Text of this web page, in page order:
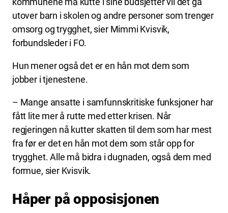
utover barn i skolen og andre personer som trenger
omsorg og trygghet, sier Mimmi Kvisvik,
forbundsleder i FO.
Hun mener også det er en hån mot dem som
jobber i tjenestene.
– Mange ansatte i samfunnskritiske funksjoner har
fått lite mer å rutte med etter krisen. Når
regjeringen nå kutter skatten til dem som har mest
fra før er det en hån mot dem som står opp for
trygghet. Alle må bidra i dugnaden, også dem med
formue, sier Kvisvik.
Håper på opposisjonen